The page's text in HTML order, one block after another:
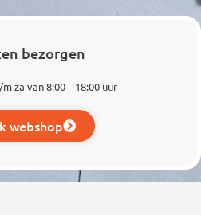
bezorgen
za van 8:00 – 18:00 uur
webshop